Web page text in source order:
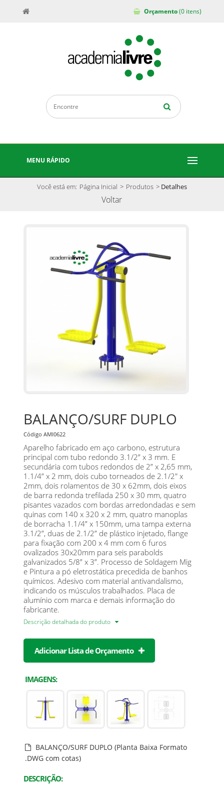
Orçamento(0 itens)
MENU RÁPIDO
Você está em: Página Inicial > Produtos > Detalhes
Voltar
BALANÇO/SURF DUPLO
Código AMI0622
Aparelho fabricado em aço carbono, estrutura
principal com tubo redondo 3.1/2” x 3 mm. E
secundária com tubos redondos de 2” x 2,65 mm,
1.1/4” x 2 mm, dois cubo torneados de 2.1/2" x
2mm, dois rolamentos de 30 x 62mm, dois eixos
de barra redonda trefilada 250 x 30 mm, quatro
pisantes vazados com bordas arredondadas e sem
quinas com 140 x 320 x 2 mm, quatro manoplas
de borracha 1.1/4” x 150mm, uma tampa externa
3.1/2”, duas de 2.1/2” de plástico injetado, flange
para fixação com 200 x 4 mm com 6 furos
ovalizados 30x20mm para seis parabolds
galvanizados 5/8” x 3”. Processo de Soldagem Mig
e Pintura a pó eletrostática precedida de banhos
químicos. Adesivo com material antivandalismo,
indicando os músculos trabalhados. Placa de
alumínio com marca e demais informação do
fabricante.
Descrição detalhada do produto
Adicionar Lista de Orçamento
IMAGENS:
BALANÇO/SURF DUPLO (Planta Baixa Formato
.DWG com cotas)
DESCRIÇÃO: